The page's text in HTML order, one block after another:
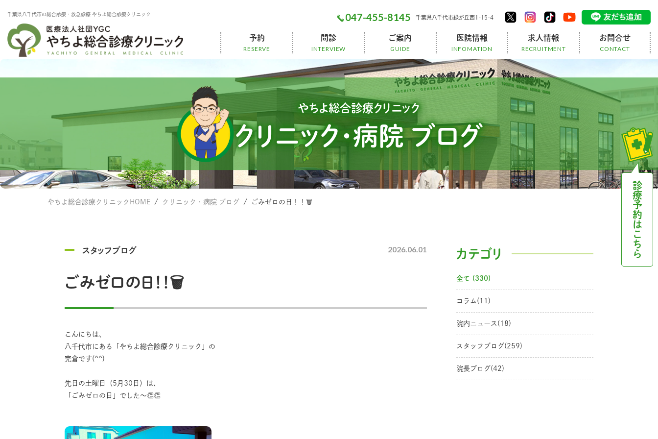
千葉県⼋千代市の総合診療・救急診療 やちよ総合診療クリニック 047-455-8145 千葉県⼋千代市緑が丘⻄1-15-4
予約
RESERVE
問診
INTERVIEW
発熱外来問診
一般診察問診
ご案内
GUIDE
診療科目
院内設備
無料送迎
人間ドック
マイページ
医院情報
INFOMATION
ブログ
スタッフ
お知らせ
架け橋チーム
訪問リハビリ
求人情報
RECRUITMENT
医師募集
スタッフ募集
医療事務の1日
お問合せ
CONTACT
診療予約
はこちら
やちよ総合診療クリニック
クリニック・病院 ブログ
やちよ総合診療クリニックHOME クリニック・病院 ブログ ごみゼロの日！！🗑️
スタッフブログ 2026.06.01
ごみゼロの日！！🗑️
こんにちは、
八千代市にある「やちよ総合診療クリニック」の
完倉です(^^)
先日の土曜日（5月30日）は、
「ごみゼロの日」でした〜👏👏
カテゴリ
全て (330)
コラム(11)
院内ニュース(18)
スタッフブログ(259)
院長ブログ(42)